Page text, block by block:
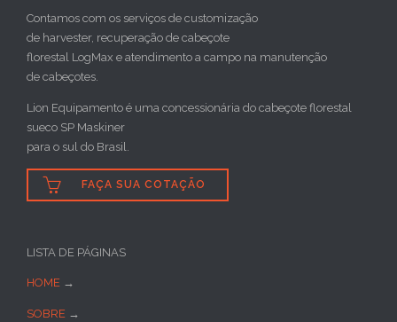
Contamos com os serviços de customização
de harvester, recuperação de cabeçote
florestal LogMax e atendimento a campo na manutenção
de cabeçotes.
Lion Equipamento é uma concessionária do cabeçote florestal
sueco SP Maskiner
para o sul do Brasil.
 FAÇA SUA COTAÇÃO
LISTA DE PÁGINAS
HOME →
SOBRE →